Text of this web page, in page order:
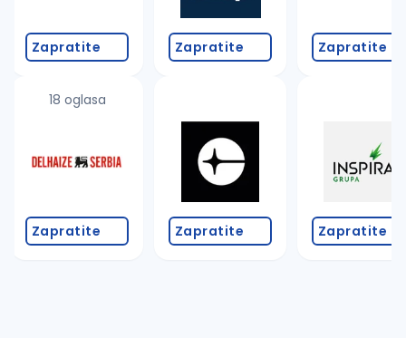
Zapratite
18 oglasa
Zapratite
Zapratite
Zapratite
Zapratite
Zapratite